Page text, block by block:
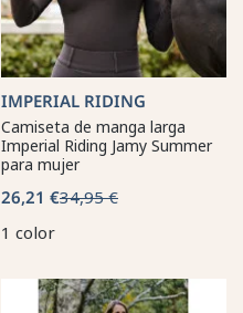
IMPERIAL RIDING
Camiseta de manga larga
Imperial Riding Jamy Summer
para mujer
26,21 €34,95 €
1 color